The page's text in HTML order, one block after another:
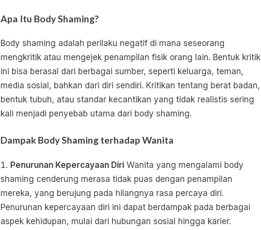
Apa Itu Body Shaming?
Body shaming adalah perilaku negatif di mana seseorang
mengkritik atau mengejek penampilan fisik orang lain. Bentuk kritik
ini bisa berasal dari berbagai sumber, seperti keluarga, teman,
media sosial, bahkan dari diri sendiri. Kritikan tentang berat badan,
bentuk tubuh, atau standar kecantikan yang tidak realistis sering
kali menjadi penyebab utama dari body shaming.
Dampak Body Shaming terhadap Wanita
Penurunan Kepercayaan Diri Wanita yang mengalami body
shaming cenderung merasa tidak puas dengan penampilan
mereka, yang berujung pada hilangnya rasa percaya diri.
Penurunan kepercayaan diri ini dapat berdampak pada berbagai
aspek kehidupan, mulai dari hubungan sosial hingga karier.